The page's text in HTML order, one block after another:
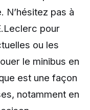
N’hésitez pas à
pour
ou les
le minibus en
est une façon
notamment en